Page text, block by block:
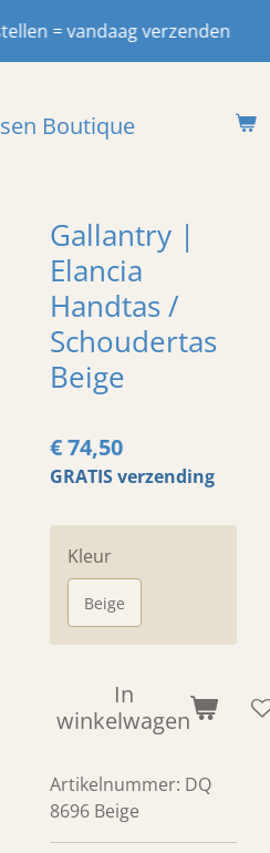
= vandaag verzenden
Boutique
Gallantry |
Elancia
Handtas /
Schoudertas
Beige
€ 74,50
GRATIS verzending
Kleur
Beige
In
winkelwagen
Artikelnummer: DQ
8696 Beige